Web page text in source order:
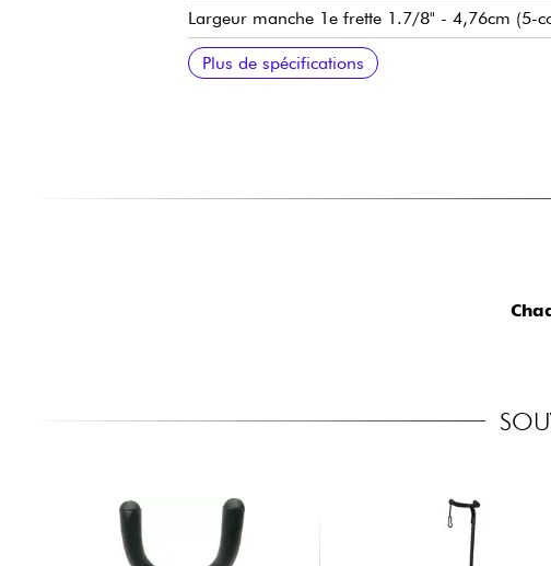
Largeur manche 1e frette 1.7/8" - 4,76cm (5-
Micro manche Sadowsky P-Style
Micro chevalet Sadowsky hum-cancelling J-Style
Pre-amp Sadowsky Treble & Bass boost (true
Volume / Balance / Vintage Tone Control
Chevalet Sadowski Quick String Release
Mécaniques Sadowsky Light machine heads
Vendue avec housse Sadowsky Portabag
Plus de spécifications